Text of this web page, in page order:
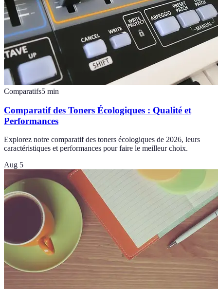
Comparatifs5 min
Comparatif des Toners Écologiques : Qualité et
Performances
Explorez notre comparatif des toners écologiques de 2026, leurs
caractéristiques et performances pour faire le meilleur choix.
Aug 5